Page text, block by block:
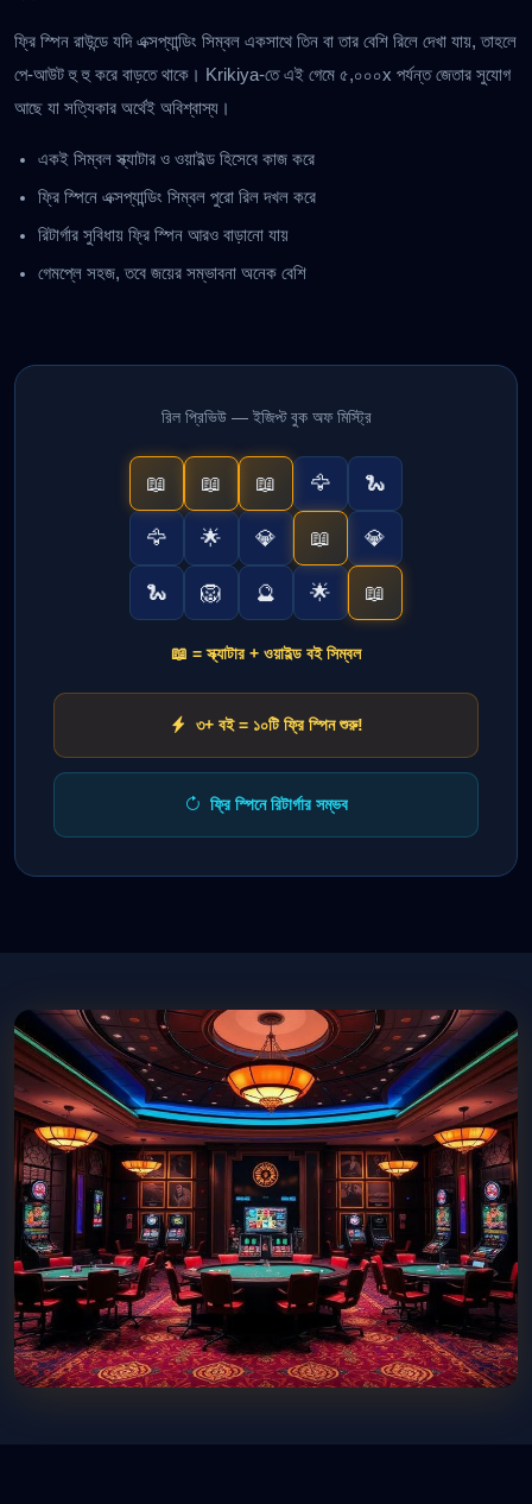
ফ্রি স্পিন রাউন্ডে যদি এক্সপ্যান্ডিং সিম্বল একসাথে তিন বা তার বেশি রিলে দেখা যায়, তাহলে
পে-আউট হু হু করে বাড়তে থাকে। Krikiya-তে এই গেমে ৫,০০০x পর্যন্ত জেতার সুযোগ
আছে যা সত্যিকার অর্থেই অবিশ্বাস্য।
একই সিম্বল স্ক্যাটার ও ওয়াইল্ড হিসেবে কাজ করে
ফ্রি স্পিনে এক্সপ্যান্ডিং সিম্বল পুরো রিল দখল করে
রিটার্গার সুবিধায় ফ্রি স্পিন আরও বাড়ানো যায়
গেমপ্লে সহজ, তবে জয়ের সম্ভাবনা অনেক বেশি
রিল প্রিভিউ — ইজিপ্ট বুক অফ মিস্ট্রি
📖
🦅
🐍
📖
🌟
🦁
📖
💎
🔮
🦅
📖
🌟
🐍
💎
📖
📖 = স্ক্যাটার + ওয়াইল্ড বই সিম্বল
৩+ বই = ১০টি ফ্রি স্পিন শুরু!
ফ্রি স্পিনে রিটার্গার সম্ভব